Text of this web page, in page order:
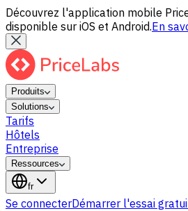
Découvrez l'application mobile
disponible sur iOS et Android.En
Produits
Solutions
Tarifs
Hôtels
Entreprise
Ressources
fr
Se connecterDémarrer l'essai